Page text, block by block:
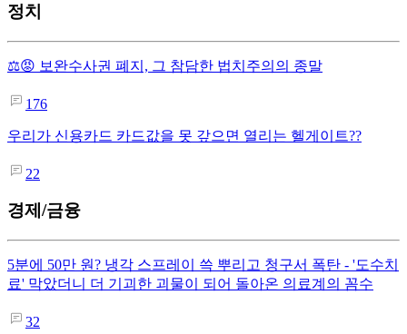
정치
⚖️😡 보완수사권 폐지, 그 참담한 법치주의의 종말
176
우리가 신용카드 카드값을 못 갚으면 열리는 헬게이트??
22
경제/금융
5분에 50만 원? 냉각 스프레이 쓱 뿌리고 청구서 폭탄 - '도수치
료' 막았더니 더 기괴한 괴물이 되어 돌아온 의료계의 꼼수
32